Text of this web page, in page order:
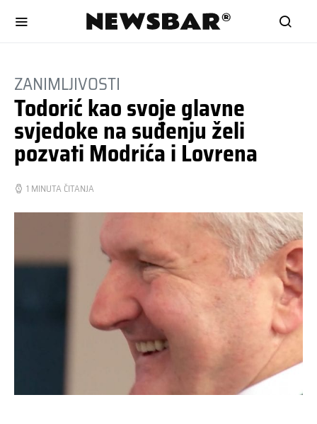
ZANIMLJIVOSTI
Todorić kao svoje glavne
svjedoke na suđenju želi
pozvati Modrića i Lovrena
1 MINUTA ČITANJA